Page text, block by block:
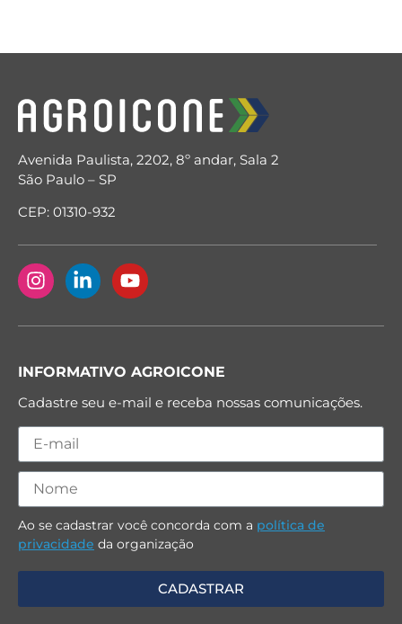
Avenida Paulista, 2202, 8º andar, Sala 2
São Paulo – SP
CEP: 01310-932
INFORMATIVO AGROICONE
Cadastre seu e-mail e receba nossas comunicações.
Ao se cadastrar você concorda com a política de
privacidade da organização